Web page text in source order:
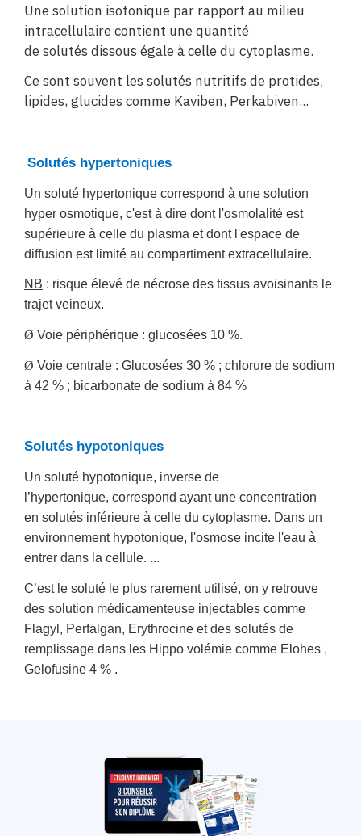
Une solution isotonique par rapport au milieu
intracellulaire contient une quantité
de solutés dissous égale à celle du cytoplasme.
Ce sont souvent les solutés nutritifs de protides,
lipides, glucides comme Kaviben, Perkabiven...
Solutés hypertoniques
Un soluté hypertonique correspond à une solution
hyper osmotique, c'est à dire dont l'osmolalité est
supérieure à celle du plasma et dont l'espace de
diffusion est limité au compartiment extracellulaire.
NB : risque élevé de nécrose des tissus avoisinants le
trajet veineux.
Ø Voie périphérique : glucosées 10 %.
Ø Voie centrale : Glucosées 30 % ; chlorure de sodium
à 42 % ; bicarbonate de sodium à 84 %
Solutés hypotoniques
Un soluté hypotonique, inverse de
l’hypertonique, correspond ayant une concentration
en solutés inférieure à celle du cytoplasme. Dans un
environnement hypotonique, l'osmose incite l'eau à
entrer dans la cellule. ...
C’est le soluté le plus rarement utilisé, on y retrouve
des solution médicamenteuse injectables comme
Flagyl, Perfalgan, Erythrocine et des solutés de
remplissage dans les Hippo volémie comme Elohes ,
Gelofusine 4 % .